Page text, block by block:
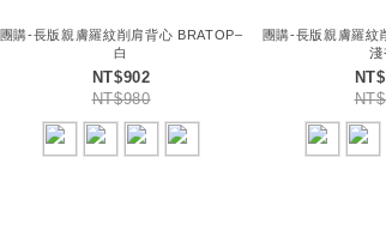
團購-長版親膚羅紋削肩背心 BRATOP–
白
NT$902
NT$980
團購-長版親膚羅紋
淺